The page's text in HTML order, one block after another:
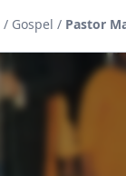
/ Gospel / Pastor